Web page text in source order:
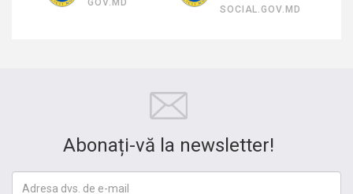
SOCIAL.GOV.MD
Abonați-vă la newsletter!